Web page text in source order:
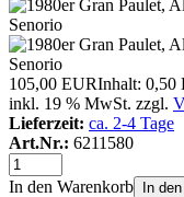
105,00 EURInhalt: 0,50
inkl. 19 % MwSt. zzgl.
Lieferzeit: ca. 2-4 Tage
Art.Nr.: 6211580
In den Warenkorb In